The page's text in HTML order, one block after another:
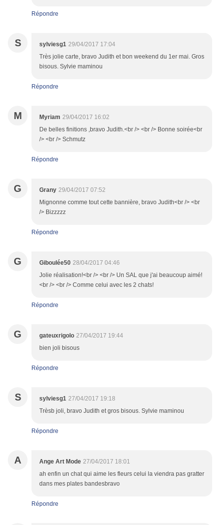
Répondre
S sylviesg1 29/04/2017 17:04
Très jolie carte, bravo Judith et bon weekend du 1er mai. Gros
bisous. Sylvie maminou
Répondre
M Myriam 29/04/2017 16:02
De belles finitions ,bravo Judith.<br /> <br /> Bonne soirée<br
/> <br /> Schmutz
Répondre
G Grany 29/04/2017 07:52
Mignonne comme tout cette bannière, bravo Judith<br /> <br
/> Bizzzzz
Répondre
G Giboulée50 28/04/2017 04:46
Jolie réalisation!<br /> <br /> Un SAL que j'ai beaucoup aimé!
<br /> <br /> Comme celui avec les 2 chats!
Répondre
G gateuxrigolo 27/04/2017 19:44
bien joli bisous
Répondre
S sylviesg1 27/04/2017 19:18
Trèsb joli, bravo Judith et gros bisous. Sylvie maminou
Répondre
A Ange Art Mode 27/04/2017 18:01
ah enfin un chat qui aime les fleurs celui la viendra pas gratter
dans mes plates bandesbravo
Répondre